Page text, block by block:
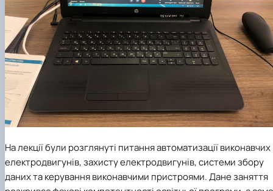
На лекції були розглянуті питання автоматизації виконавчих
електродвигунів, захисту електродвигунів, системи збору
даних та керування виконавчими пристроями. Дане заняття